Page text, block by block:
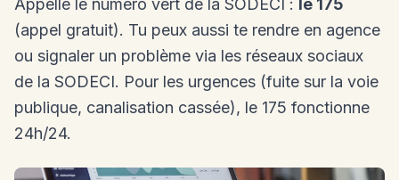
Appelle le numéro vert de la SODECI : le 175
(appel gratuit). Tu peux aussi te rendre en agence
ou signaler un problème via les réseaux sociaux
de la SODECI. Pour les urgences (fuite sur la voie
publique, canalisation cassée), le 175 fonctionne
24h/24.